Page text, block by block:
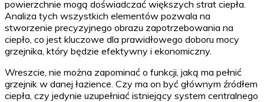
powierzchnie mogą doświadczać większych strat ciepła.
Analiza tych wszystkich elementów pozwala na
stworzenie precyzyjnego obrazu zapotrzebowania na
ciepło, co jest kluczowe dla prawidłowego doboru mocy
grzejnika, który będzie efektywny i ekonomiczny.
Wreszcie, nie można zapominać o funkcji, jaką ma pełnić
grzejnik w danej łazience. Czy ma on być głównym źródłem
ciepła, czy jedynie uzupełniać istniejący system centralnego